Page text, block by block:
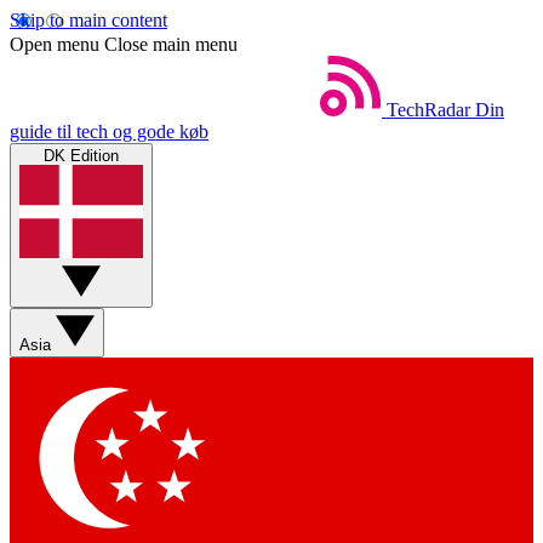
Skip to main content
Open menu Close main menu
TechRadar Din
guide til tech og gode køb
DK Edition
Asia